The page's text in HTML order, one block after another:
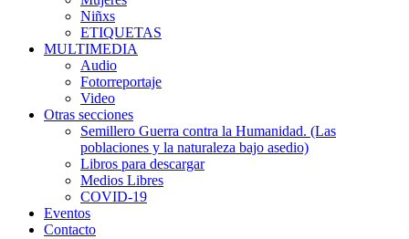
Niñxs
ETIQUETAS
MULTIMEDIA
Audio
Fotorreportaje
Video
Otras secciones
Semillero Guerra contra la Humanidad. (Las
poblaciones y la naturaleza bajo asedio)
Libros para descargar
Medios Libres
COVID-19
Eventos
Contacto